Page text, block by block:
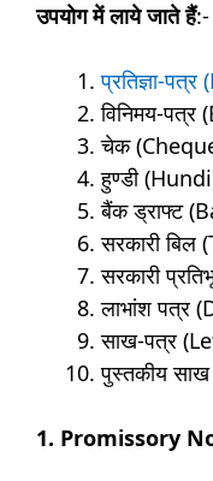
उपयोग में लाये जाते हैं:-
प्रतिज्ञा-
विनिमय-
चेक
हुण्डी
बैंक ड्राफ्ट
सरकारी
सरकारी
लाभांश पत्र
साख-पत्र
पुस्तकीय
1. Promissory